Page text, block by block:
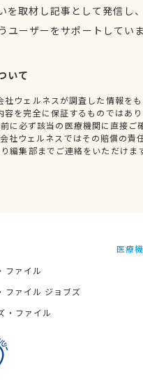
を取材し記事として発信し
ユーザーをサポートしてい
いて
ウェルネスが調査した情報を
を完全に保証するものではあ
に必ず該当の医療機関に直接ご
社ウェルネスではその賠償の責
編集部までご連絡をいただけま
ファイル
ファイル ジョブズ
・ファイル
医療